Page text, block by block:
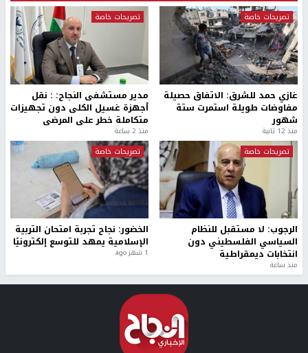
تصريحات خاصة
غازي حمد للشرق: الاتفاق حصيلة
مفاوضات طويلة استمرت ستة
شهور
منذ 12 ثانية
تصريحات خاصة
مدير مستشفى النجاح: : نقل
أجهزة غسيل الكلى دون تجهيزات
متكاملة خطر على المرضى
منذ 2 ساعة
تصريحات خاصة
الرجوب: لا مستقبل للنظام
السياسي الفلسطيني دون
انتخابات ديمقراطية
منذ ساعة
تصريحات خاصة
الخضور: نجاح تجربة امتحان التربية
الإسلامية يمهد للتوسع إلكترونيًا
1 شهر ago